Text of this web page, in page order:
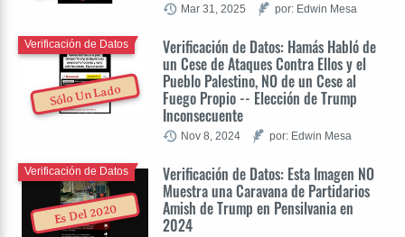
Mar 31, 2025 por: Edwin Mesa
Sólo Un Lado
Verificación de Datos: Hamás Habló de
un Cese de Ataques Contra Ellos y el
Pueblo Palestino, NO de un Cese al
Fuego Propio -- Elección de Trump
Inconsecuente
Verificación de Datos
Nov 8, 2024 por: Edwin Mesa
Es Del 2020
Verificación de Datos: Esta Imagen NO
Muestra una Caravana de Partidarios
Amish de Trump en Pensilvania en
2024
Verificación de Datos